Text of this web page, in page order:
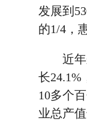
发展到
的1/4，
近年
长24.1%
10多个
业总产